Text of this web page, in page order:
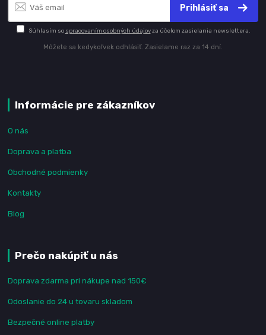
Prihlásiť sa
Súhlasím so spracovaním osobných údajovza účelom zasielania newslettera.
Môžete sa kedykoľvek odhlásiť. Zasielame raz za 14 dní.
Informácie pre zákazníkov
O nás
Doprava a platba
Obchodné podmienky
Kontakty
Blog
Prečo nakúpiť u nás
Doprava zdarma pri nákupe nad 150€
Odoslanie do 24 u tovaru skladom
Bezpečné online platby